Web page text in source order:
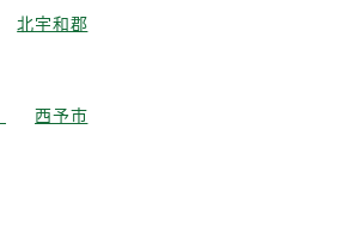
北宇和郡
西予市